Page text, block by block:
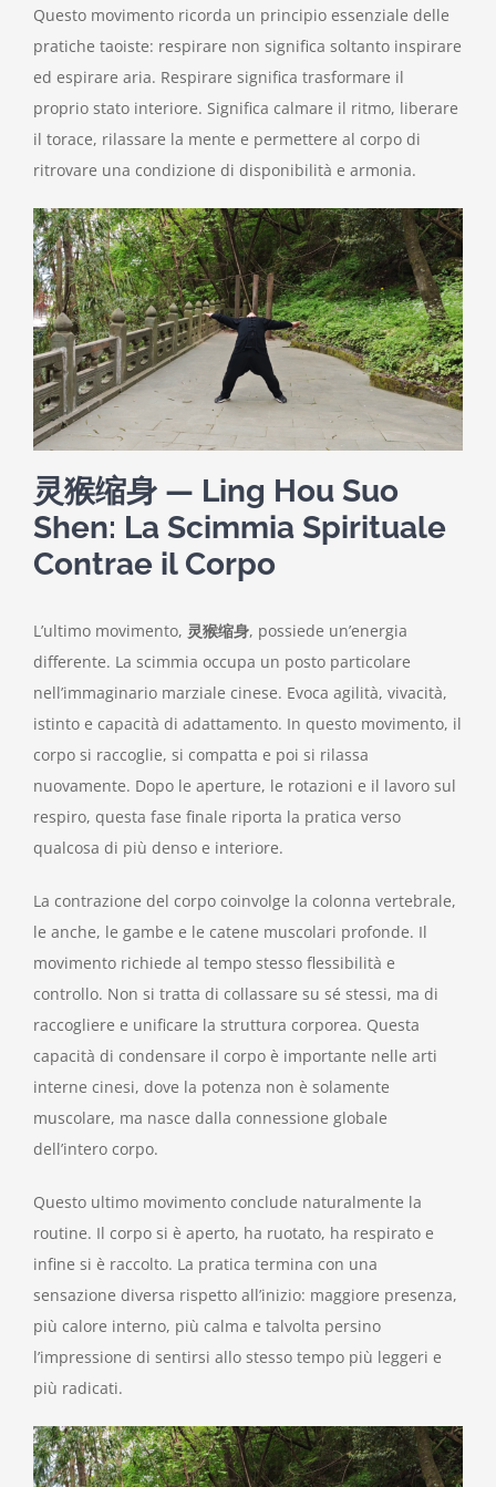
Questo movimento ricorda un principio essenziale delle
pratiche taoiste: respirare non significa soltanto inspirare
ed espirare aria. Respirare significa trasformare il
proprio stato interiore. Significa calmare il ritmo, liberare
il torace, rilassare la mente e permettere al corpo di
ritrovare una condizione di disponibilità e armonia.
灵猴缩身 — Ling Hou Suo
Shen: La Scimmia Spirituale
Contrae il Corpo
L’ultimo movimento, 灵猴缩身, possiede un’energia
differente. La scimmia occupa un posto particolare
nell’immaginario marziale cinese. Evoca agilità, vivacità,
istinto e capacità di adattamento. In questo movimento, il
corpo si raccoglie, si compatta e poi si rilassa
nuovamente. Dopo le aperture, le rotazioni e il lavoro sul
respiro, questa fase finale riporta la pratica verso
qualcosa di più denso e interiore.
La contrazione del corpo coinvolge la colonna vertebrale,
le anche, le gambe e le catene muscolari profonde. Il
movimento richiede al tempo stesso flessibilità e
controllo. Non si tratta di collassare su sé stessi, ma di
raccogliere e unificare la struttura corporea. Questa
capacità di condensare il corpo è importante nelle arti
interne cinesi, dove la potenza non è solamente
muscolare, ma nasce dalla connessione globale
dell’intero corpo.
Questo ultimo movimento conclude naturalmente la
routine. Il corpo si è aperto, ha ruotato, ha respirato e
infine si è raccolto. La pratica termina con una
sensazione diversa rispetto all’inizio: maggiore presenza,
più calore interno, più calma e talvolta persino
l’impressione di sentirsi allo stesso tempo più leggeri e
più radicati.